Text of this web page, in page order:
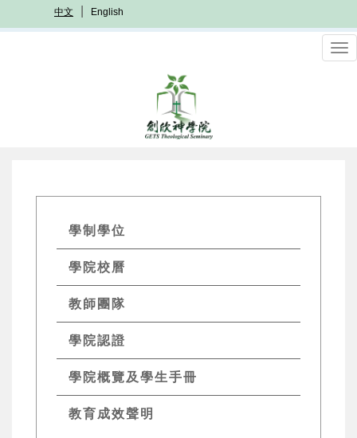
至
中文 English
GETs
Academics
Menu
學制學位
學院校曆
教師團隊
學院認證
學院概覽及學生手冊
教育成效聲明